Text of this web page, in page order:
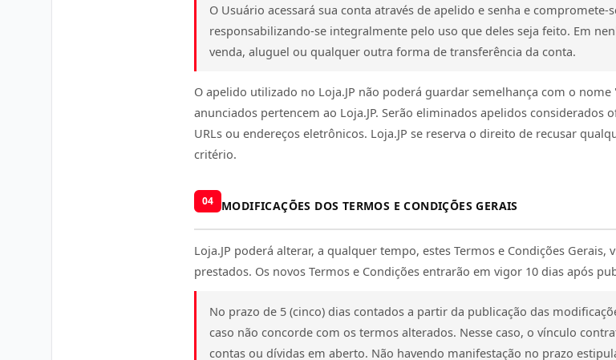
O Usuário acessará sua conta através de apelido e senha e
responsabilizando-se integralmente pelo uso que deles seja feito. Em
venda, aluguel ou qualquer outra forma de transferência da conta.
O apelido utilizado no Loja.JP não poderá guardar semelhança com o
anunciados pertencem ao Loja.JP. Serão eliminados apelidos considerados
URLs ou endereços eletrônicos. Loja.JP se reserva o direito de recusar
critério.
04 MODIFICAÇÕES DOS TERMOS E CONDIÇÕES GERAIS
Loja.JP poderá alterar, a qualquer tempo, estes Termos e Condições
prestados. Os novos Termos e Condições entrarão em vigor 10 dias após
No prazo de 5 (cinco) dias contados a partir da publicação das
caso não concorde com os termos alterados. Nesse caso, o vínculo
contas ou dívidas em aberto. Não havendo manifestação no prazo